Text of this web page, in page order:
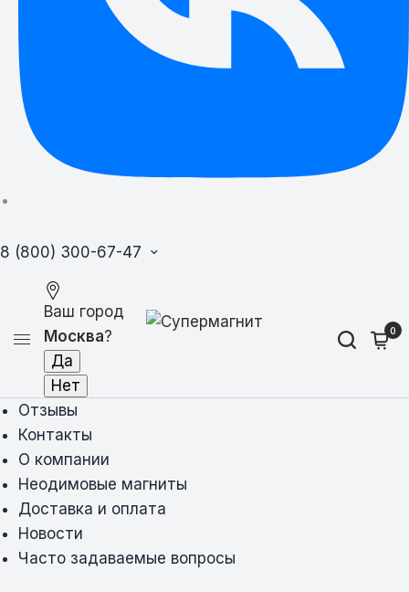
8 (800) 300-67-47
Ваш город
Москва? 0
Отзывы
Контакты
О компании
Неодимовые магниты
Доставка и оплата
Новости
Часто задаваемые вопросы